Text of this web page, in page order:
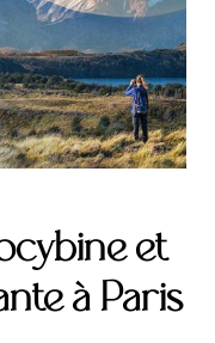
et
à Paris